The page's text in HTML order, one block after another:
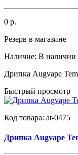
0 р.
Резерв в магазине
Наличие: В наличии
Дрипка Augvape
Быстрый просмотр
Код товара: at-0475
Дрипка Augvape